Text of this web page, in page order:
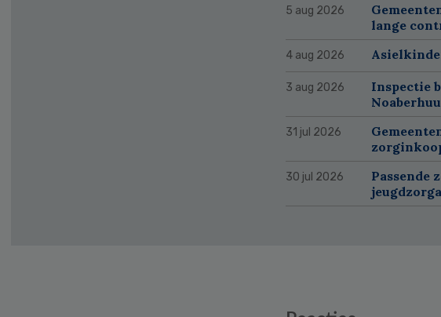
5 aug 2026
lange
4 aug 2026
3 aug 2026
Inspectie
31 jul 2026
30 jul 2026
Passende